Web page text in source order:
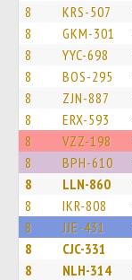
8 KRS-507
8 GKM-301
8 YYC-698
8 BOS-295
8 ZJN-887
8 ERX-593
8 VZZ-198
8 BPH-610
8 LLN-860
8 IKR-808
8 JJE-431
8 CJC-331
8 NLH-314